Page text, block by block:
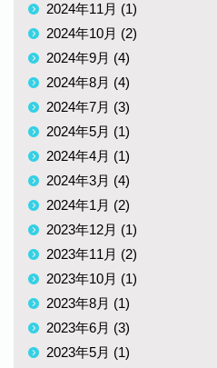
2024年11月 (1)
2024年10月 (2)
2024年9月 (4)
2024年8月 (4)
2024年7月 (3)
2024年5月 (1)
2024年4月 (1)
2024年3月 (4)
2024年1月 (2)
2023年12月 (1)
2023年11月 (2)
2023年10月 (1)
2023年8月 (1)
2023年6月 (3)
2023年5月 (1)